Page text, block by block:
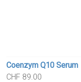
Coenzym Q10 Serum
CHF 89.00